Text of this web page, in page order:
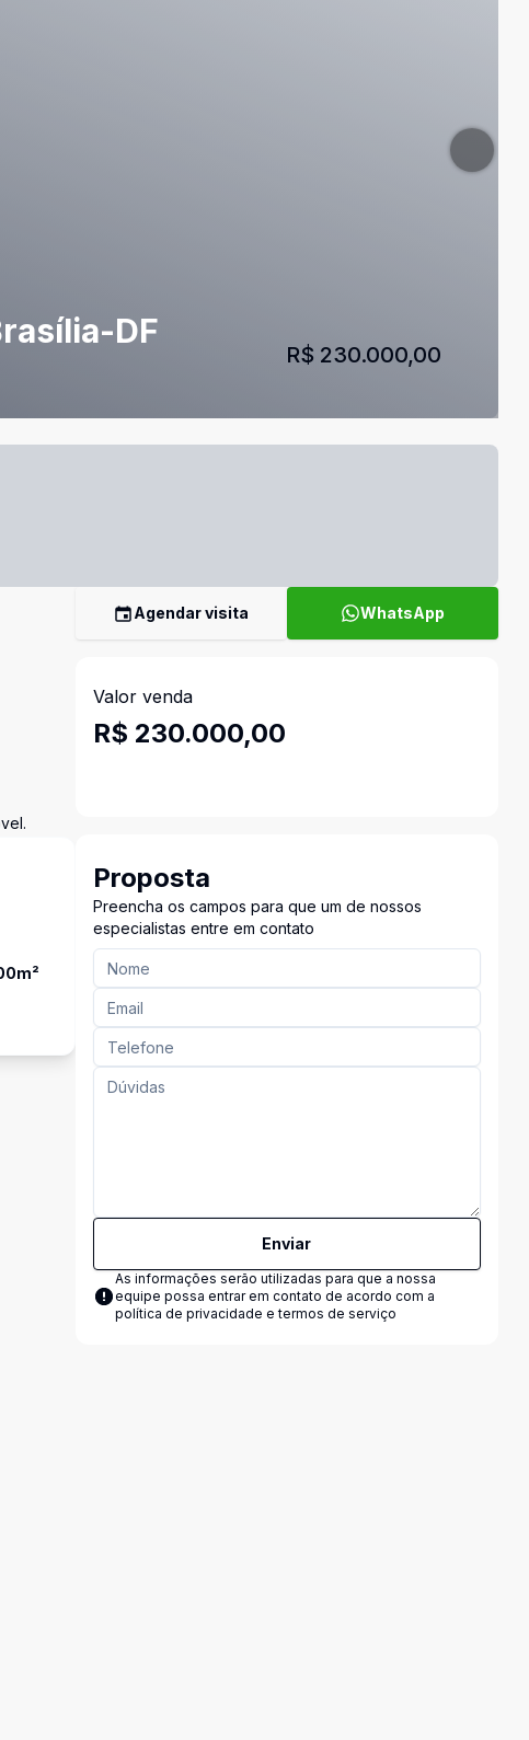
DF
R$ 230.000,00
m²
Agendar visita WhatsApp
Valor venda
R$ 230.000,00
Proposta
Preencha os campos para que um de nossos
especialistas entre em contato
Enviar
As informações serão utilizadas para que a nossa
equipe possa entrar em contato de acordo com a
política de privacidade e termos de serviço